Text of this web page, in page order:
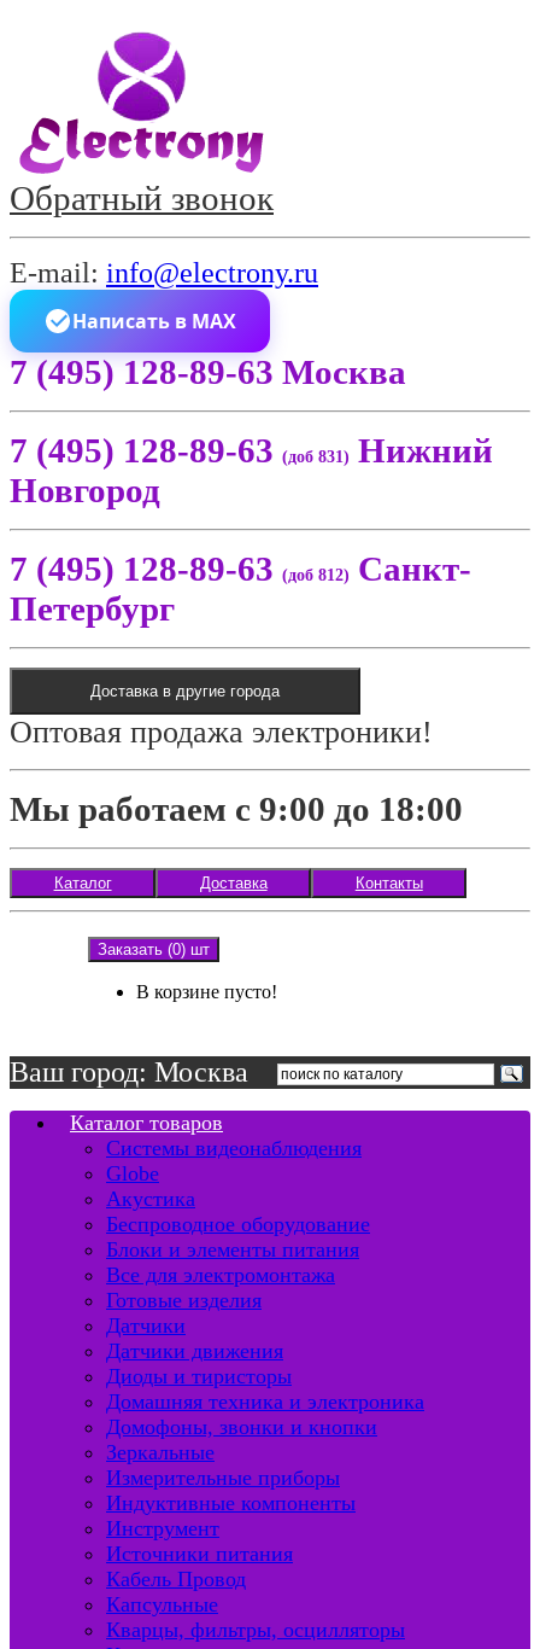
Обратный звонок
E-mail: info@electrony.ru
Написать в MAX
7 (495) 128-89-63 Москва
7 (495) 128-89-63 (доб 831) Нижний
Новгород
7 (495) 128-89-63 (доб 812) Санкт-
Петербург
Доставка в другие города
Оптовая продажа электроники!
Мы работаем с 9:00 до 18:00
Каталог Доставка Контакты
Заказать (0) шт
В корзине пусто!
Ваш город: Москва
Каталог товаров
Системы видеонаблюдения
Globe
Акустика
Беспроводное оборудование
Блоки и элементы питания
Все для электромонтажа
Готовые изделия
Датчики
Датчики движения
Диоды и тиристоры
Домашняя техника и электроника
Домофоны, звонки и кнопки
Зеркальные
Измерительные приборы
Индуктивные компоненты
Инструмент
Источники питания
Кабель Провод
Капсульные
Кварцы, фильтры, осцилляторы